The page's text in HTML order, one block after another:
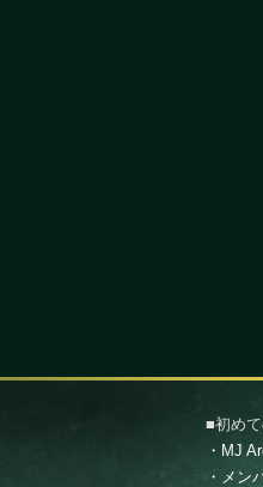
■初め
・MJ
・メン